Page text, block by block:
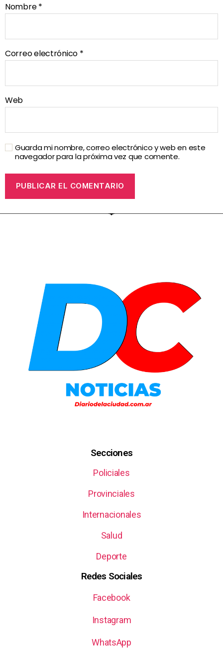
Nombre*
Correo electrónico *
Web
Guarda mi nombre, correo electrónico y web en este
navegador para la próxima vez que comente.
Secciones
Policiales
Provinciales
Internacionales
Salud
Deporte
Redes Sociales
Facebook
Instagram
WhatsApp